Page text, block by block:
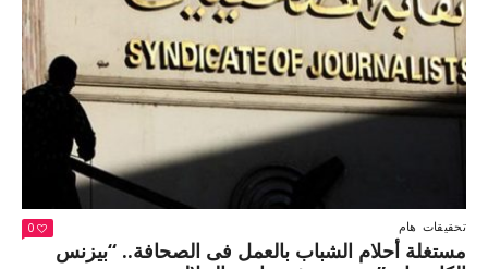
الأسود
لأيمن
نور
مغلقة
تحقيقات هام 0
مستغلة أحلام الشباب بالعمل فى الصحافة.. “بيزنس